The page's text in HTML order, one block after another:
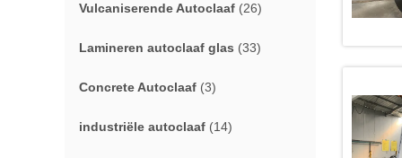
Vulcaniserende Autoclaaf (26)
Lamineren autoclaaf glas (33)
Concrete Autoclaaf (3)
industriële autoclaaf (14)